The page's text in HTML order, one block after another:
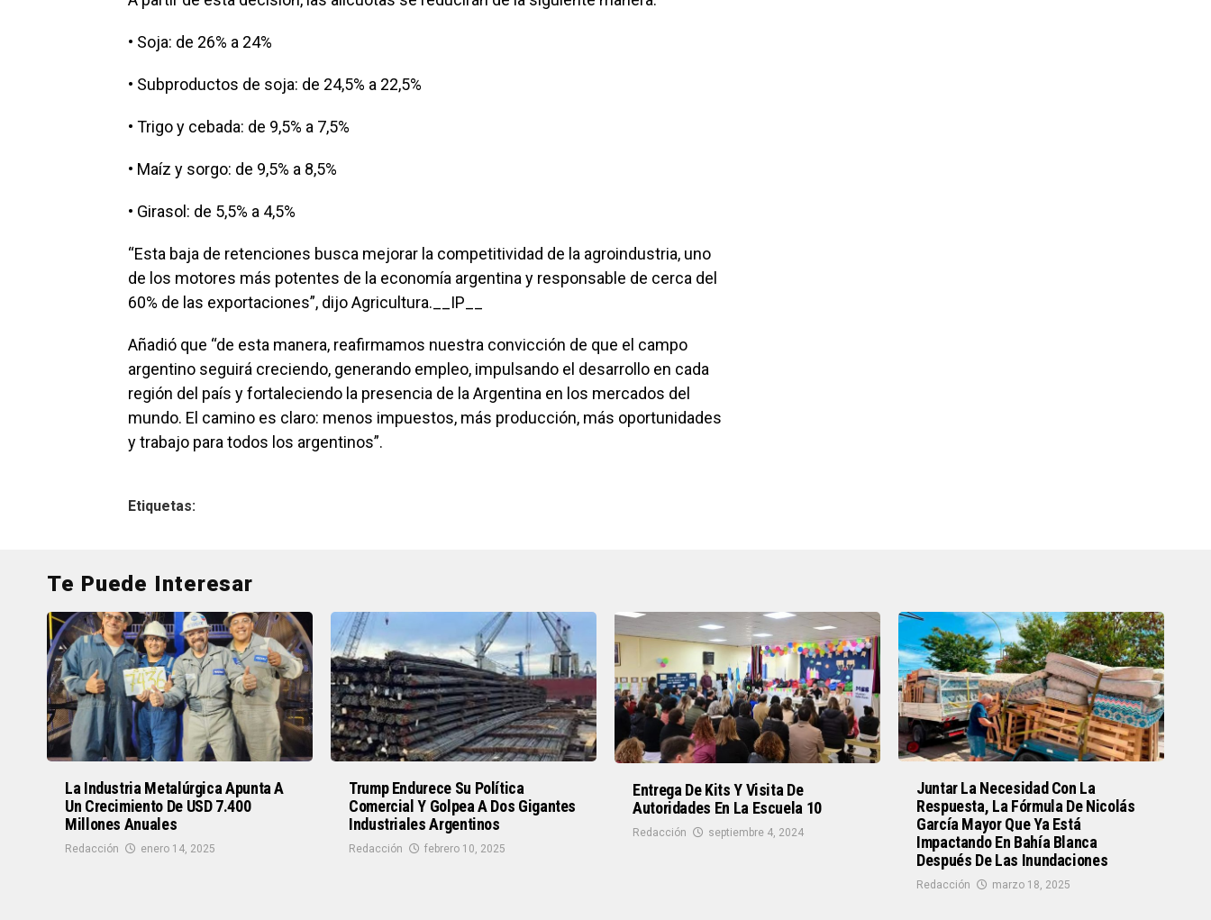
• Soja: de 26% a 24%
• Subproductos de soja: de 24,5% a 22,5%
• Trigo y cebada: de 9,5% a 7,5%
• Maíz y sorgo: de 9,5% a 8,5%
• Girasol: de 5,5% a 4,5%
“Esta baja de retenciones busca mejorar la competitividad de la agroindustria, uno
de los motores más potentes de la economía argentina y responsable de cerca del
60% de las exportaciones”, dijo Agricultura.__IP__
Añadió que “de esta manera, reafirmamos nuestra convicción de que el campo
argentino seguirá creciendo, generando empleo, impulsando el desarrollo en cada
región del país y fortaleciendo la presencia de la Argentina en los mercados del
mundo. El camino es claro: menos impuestos, más producción, más oportunidades
y trabajo para todos los argentinos”.
Etiquetas:
Te Puede Interesar
La Industria Metalúrgica Apunta A
Un Crecimiento De USD 7.400
Millones Anuales
Redacción enero 14, 2025
Trump Endurece Su Política
Comercial Y Golpea A Dos Gigantes
Industriales Argentinos
Redacción febrero 10, 2025
Entrega De Kits Y Visita De
Autoridades En La Escuela 10
Redacción septiembre 4, 2024
Juntar La Necesidad Con La
Respuesta, La Fórmula De Nicolás
García Mayor Que Ya Está
Impactando En Bahía Blanca
Después De Las Inundaciones
Redacción marzo 18, 2025